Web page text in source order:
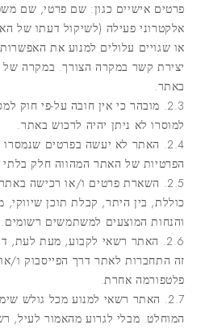
פרטים אישיים כגון: שם פרטי, שם
אלקטרוני פעילה (לשיקול דעתו של
או שגויים עלולים למנוע את
יצירת קשר במקרה הצורך. במקרה של
באתר.
2.3. מובהר כי אין חובה על-פי חוק
למוסרו לא ניתן יהיה לרכוש באתר.
2.4. האתר לא יעשה בפרטים
הפרטיות של האתר המהווה חלק בלתי
2.5. השארת פרטים ו/או רכישה
כוללת, בין היתר, קבלת תוכן
והנחות המוצעים למשתמשים רשומים.
2.6. האתר רשאי לקבוע, מעת לעת,
זה התחברות לאתר דרך הפייסבוק ו/
פלטפורמה אחרת.
2.7. האתר רשאי למנוע מכל גולש
המוחלט. מבלי לגרוע מהאמור לעיל,